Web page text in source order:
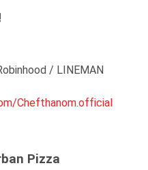
/ LINEMAN
Chefthanom.official
Pizza